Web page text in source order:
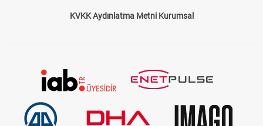
KVKK Aydınlatma Metni Kurumsal